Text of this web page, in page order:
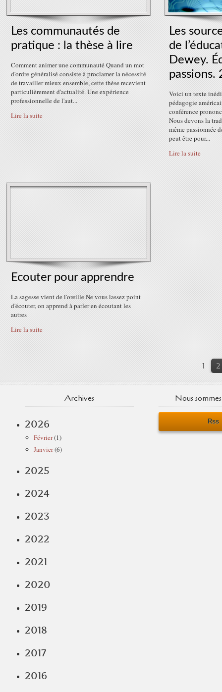
Les communautés de
pratique : la thèse à lire
Comment animer une communauté Quand un mot
d'ordre généralisé consiste à proclamer la nécessité
de travailler mieux ensemble, cette thèse recevient
particulièrement d'actualité. Une expérience
professionnelle de l'aut...
Lire la suite
Les
de
Dewey.
passions.
Voici un texte
pédagogie
conférence
Nous devons la
même passionnée
peut être pour...
Lire la suite
Ecouter pour apprendre
La sagesse vient de l'oreille Ne vous lassez point
d'écouter, on apprend à parler en écoutant les
autres
Lire la suite
1 2
Archives
2026
Février(1)
Janvier(6)
2025
2024
2023
2022
2021
2020
2019
2018
2017
2016
Nous
Rss